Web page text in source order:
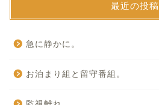
最近の投稿
急に静かに。
お泊まり組と留守番組。